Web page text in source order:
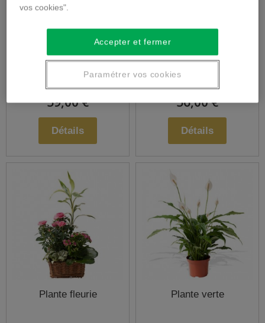
fleurs piquées
59,00 €
Détails
56,00 €
Détails
Plante fleurie Plante verte
vos cookies".
Accepter et fermer
Paramétrer vos cookies